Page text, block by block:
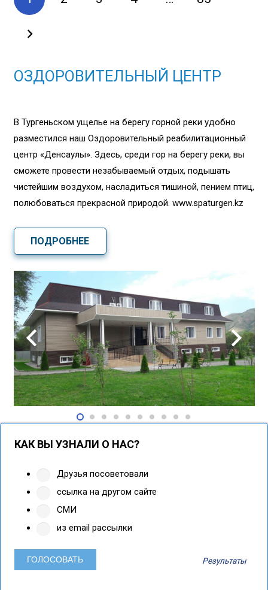
ОЗДОРОВИТЕЛЬНЫЙ ЦЕНТР
В Тургеньском ущелье на берегу горной реки удобно
разместился наш Оздоровительный реабилитационный
центр «Денсаулық». Здесь, среди гор на берегу реки, вы
сможете провести незабываемый отдых, подышать
чистейшим воздухом, насладиться тишиной, пением птиц,
полюбоваться прекрасной природой. www.spaturgen.kz
ПОДРОБНЕЕ
КАК ВЫ УЗНАЛИ О НАС?
Друзья посоветовали
ссылка на другом сайте
СМИ
из email рассылки
Результаты